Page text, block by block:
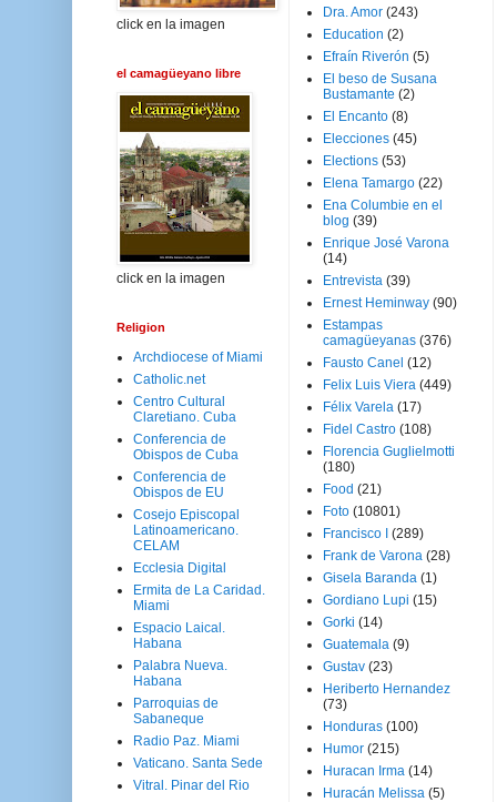
click en la imagen
el camagüeyano libre
click en la imagen
Religion
Archdiocese of Miami
Catholic.net
Centro Cultural
Claretiano. Cuba
Conferencia de
Obispos de Cuba
Conferencia de
Obispos de EU
Cosejo Episcopal
Latinoamericano.
CELAM
Ecclesia Digital
Ermita de La Caridad.
Miami
Espacio Laical.
Habana
Palabra Nueva.
Habana
Parroquias de
Sabaneque
Radio Paz. Miami
Vaticano. Santa Sede
Vitral. Pinar del Rio
Dra. Amor (243)
Education (2)
Efraín Riverón (5)
El beso de Susana
Bustamante (2)
El Encanto (8)
Elecciones (45)
Elections (53)
Elena Tamargo (22)
Ena Columbie en el
blog (39)
Enrique José Varona
(14)
Entrevista (39)
Ernest Heminway (90)
Estampas
camagüeyanas (376)
Fausto Canel (12)
Felix Luis Viera (449)
Félix Varela (17)
Fidel Castro (108)
Florencia Guglielmotti
(180)
Food (21)
Foto (10801)
Francisco I
(289)
Frank de Varona (28)
Gisela Baranda (1)
Gordiano Lupi (15)
Gorki (14)
Guatemala (9)
Gustav (23)
Heriberto Hernandez
(73)
Honduras (100)
Humor (215)
Huracan Irma (14)
Huracán Melissa (5)